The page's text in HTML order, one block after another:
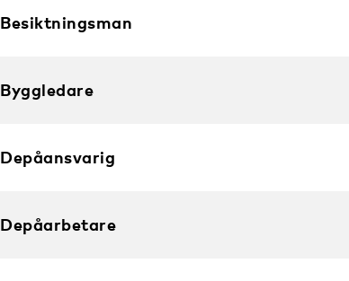
Besiktningsman
Byggledare
Depåansvarig
Depåarbetare